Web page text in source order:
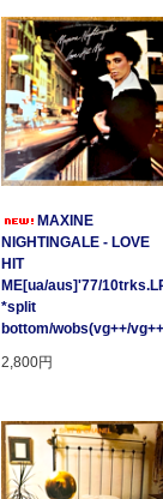
MAXINE
NIGHTINGALE - LOVE
HIT
ME[ua/aus]'77/
*split
bottom/wobs(vg++/
2,800円